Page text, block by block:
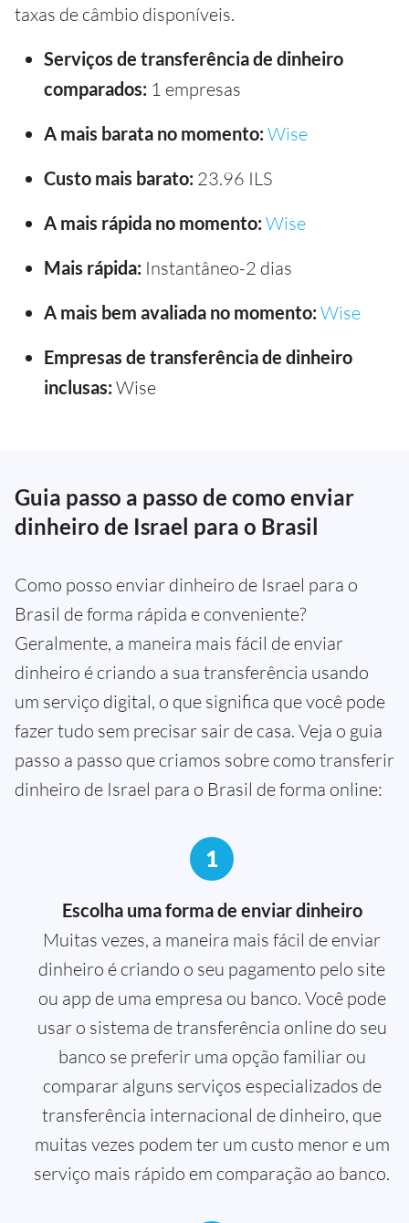
taxas de câmbio disponíveis.
Serviços de transferência de dinheiro
comparados: 1 empresas
A mais barata no momento: Wise
Custo mais barato: 23.96 ILS
A mais rápida no momento: Wise
Mais rápida: Instantâneo-2 dias
A mais bem avaliada no momento: Wise
Empresas de transferência de dinheiro
inclusas: Wise
Guia passo a passo de como enviar
dinheiro de Israel para o Brasil
Como posso enviar dinheiro de Israel para o
Brasil de forma rápida e conveniente?
Geralmente, a maneira mais fácil de enviar
dinheiro é criando a sua transferência usando
um serviço digital, o que significa que você pode
fazer tudo sem precisar sair de casa. Veja o guia
passo a passo que criamos sobre como transferir
dinheiro de Israel para o Brasil de forma online:
1
Escolha uma forma de enviar dinheiro
Muitas vezes, a maneira mais fácil de enviar
dinheiro é criando o seu pagamento pelo site
ou app de uma empresa ou banco. Você pode
usar o sistema de transferência online do seu
banco se preferir uma opção familiar ou
comparar alguns serviços especializados de
transferência internacional de dinheiro, que
muitas vezes podem ter um custo menor e um
serviço mais rápido em comparação ao banco.